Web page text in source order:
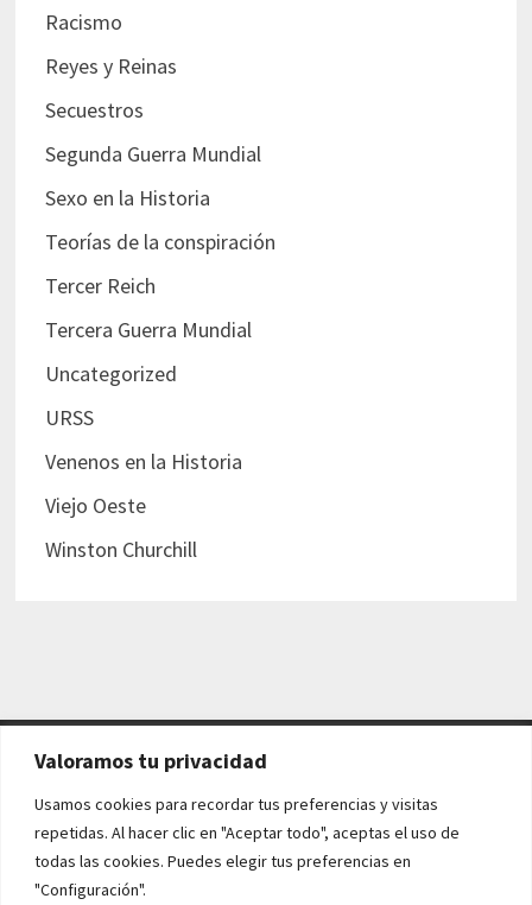
Valoramos tu privacidad
Usamos cookies para recordar tus preferencias y visitas
repetidas. Al hacer clic en "Aceptar todo", aceptas el uso de
todas las cookies. Puedes elegir tus preferencias en
"Configuración".
Racismo
Reyes y Reinas
Secuestros
Segunda Guerra Mundial
Sexo en la Historia
Teorías de la conspiración
Tercer Reich
Tercera Guerra Mundial
Uncategorized
URSS
Venenos en la Historia
Viejo Oeste
Winston Churchill
AVISO LEGAL Y POLÍTICAS
Aviso legal
Política de cookies